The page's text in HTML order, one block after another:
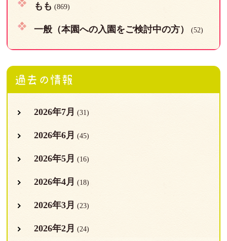
もも (869)
一般（本園への入園をご検討中の方） (52)
過去の情報
2026年7月 (31)
2026年6月 (45)
2026年5月 (16)
2026年4月 (18)
2026年3月 (23)
2026年2月 (24)